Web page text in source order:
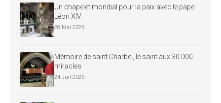
Un chapelet mondial pour la paix avec le pape
Léon XIV
28 Mai 2026
Mémoire de saint Charbel, le saint aux 30 000
miracles
24 Juil 2026